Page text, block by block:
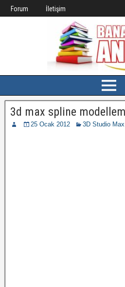
Forum İletişim
3d max spline
25 Ocak 2012 3D Studio